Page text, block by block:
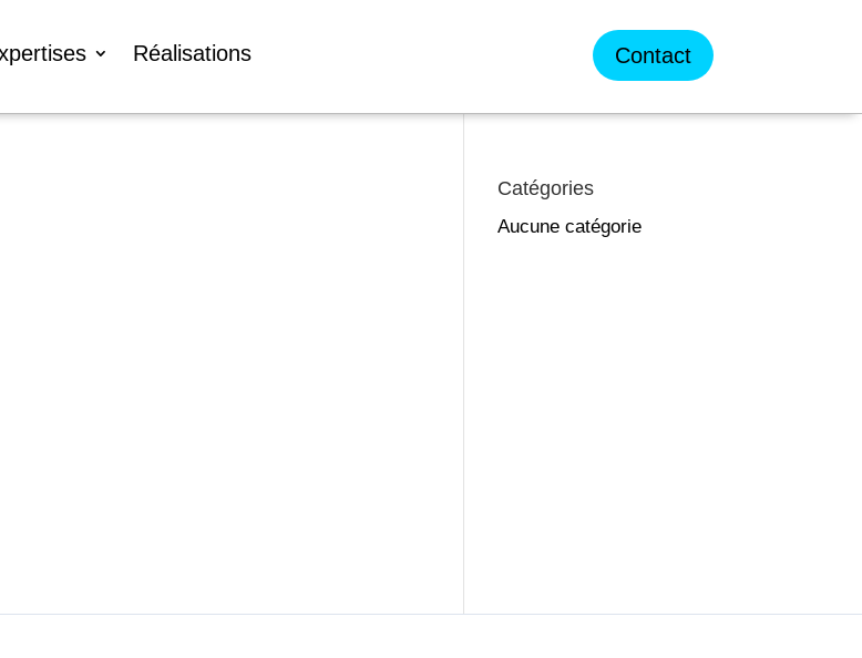
Réalisations Contact
Catégories
Aucune catégorie